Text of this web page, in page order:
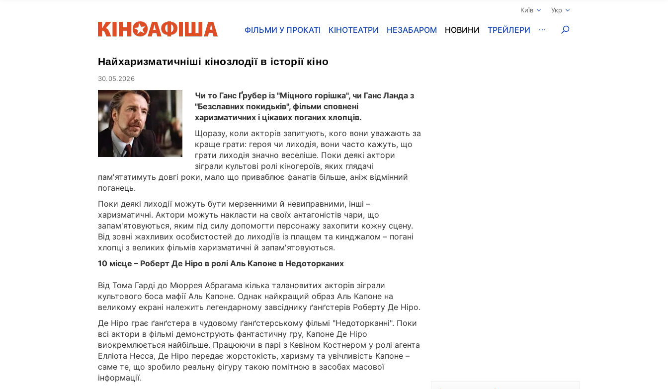
Київ Укр
ФІЛЬМИ У ПРОКАТІ КІНОТЕАТРИ НЕЗАБАРОМ НОВИНИ ТРЕЙЛЕРИ
Найхаризматичніші кінозлодії в історії кіно
30.05.2026
Чи то Ганс Ґрубер із "Міцного горішка", чи Ганс Ланда з
"Безславних покидьків", фільми сповнені
харизматичних і цікавих поганих хлопців.
Щоразу, коли акторів запитують, кого вони уважають за
краще грати: героя чи лиходія, вони часто кажуть, що
грати лиходія значно веселіше. Поки деякі актори
зіграли культові ролі кіногероїв, яких глядачі
пам'ятатимуть довгі роки, мало що приваблює фанатів більше, аніж відмінний
поганець.
Поки деякі лиходії можуть бути мерзенними й невиправними, інші –
харизматичні. Актори можуть накласти на своїх антагоністів чари, що
запам'ятовуються, яким під силу допомогти персонажу захопити кожну сцену.
Від зовні жахливих особистостей до лиходіїв із плащем та кинджалом – погані
хлопці з великих фільмів харизматичні й запам'ятовуються.
10 місце – Роберт Де Ніро в ролі Аль Капоне в Недоторканих
Від Тома Гарді до Мюррея Абрагама кілька талановитих акторів зіграли
культового боса мафії Аль Капоне. Однак найкращий образ Аль Капоне на
великому екрані належить легендарному завсіднику ґанґстерів Роберту Де Ніро.
Де Ніро грає ґанґстера в чудовому ґанґстерському фільмі "Недоторканні". Поки
всі актори в фільмі демонструють фантастичну гру, Капоне Де Ніро
виокремлюється найбільше. Працюючи в парі з Кевіном Костнером у ролі агента
Елліота Несса, Де Ніро передає жорстокість, харизму та увічливість Капоне –
саме те, що зробило реальну фігуру такою помітною в засобах масової
інформації.